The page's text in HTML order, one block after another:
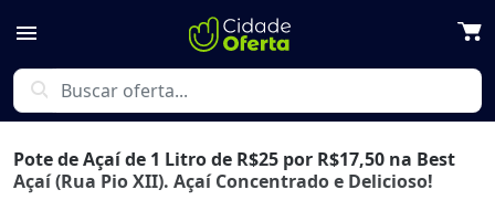
menu
search
Pote de Açaí de 1 Litro de R$25 por R$17,50 na Best
Açaí (Rua Pio XII). Açaí Concentrado e Delicioso!